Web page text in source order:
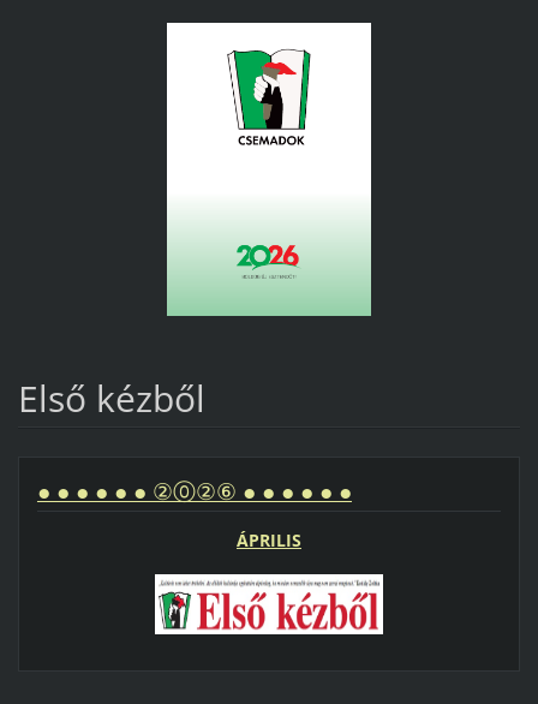
Első kézből
● ● ● ● ● ● ②⓪②⑥ ● ● ● ● ● ●
ÁPRILIS